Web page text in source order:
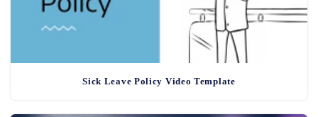
Sick Leave Policy Video Template